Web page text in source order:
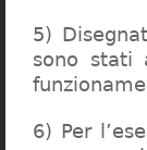
5)
sono stati
6) Per